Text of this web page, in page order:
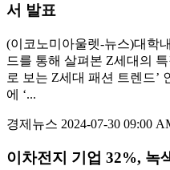
서 발표
(이코노미아울렛-뉴스)대학
드를 통해 살펴본 Z세대의
로 보는 Z세대 패션 트렌드’
에 ‘...
경제뉴스 2024-07-30 09:00
이차전지 기업 32%, 녹